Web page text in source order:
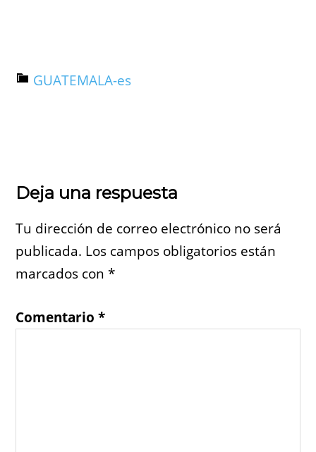
GUATEMALA-es
Deja una respuesta
Tu dirección de correo electrónico no será
publicada. Los campos obligatorios están
marcados con *
Comentario*